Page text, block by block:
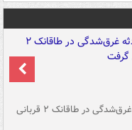
حادثه غرق‌شدگی در طاقانک ۲ قربانی